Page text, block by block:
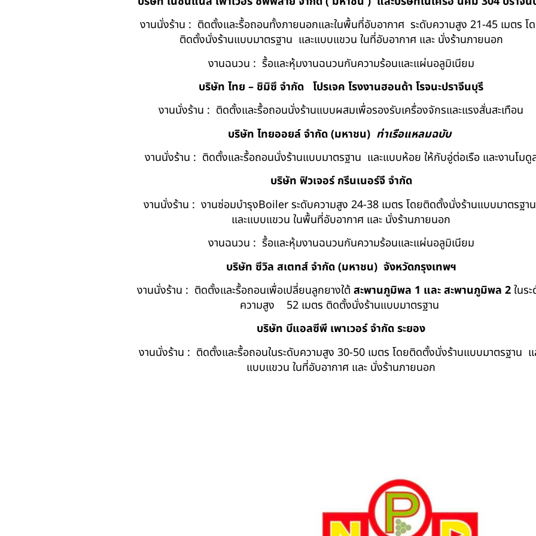
งานนั่งร้าน : ติดตั้งและรื้อถอนทั้งภายนอกและในพื้นที่อับอากาศ ระดับความสูง 21-45 เมตร โ
ติดตั้งนั่งร้านแบบมาตรฐาน และแบบแขวน ในที่อับอากาศ และ นั่งร้านภายนอก
งานฉนวน : รื้อและหุ้มงานฉนวนกันความร้อนและแผ่นอลูมิเนียม
บริษัท ไทย – ชิมิซึ จำกัด โปรเจค โรงงานฮอนด้า โรจนะปราจีนบุรี
งานนั่งร้าน : ติดตั้งและรื้อถอนนั่งร้านแบบผสมเพื่อรองรับเครื่องจักรและแรงสั่นสะเทือน
บริษัท ไทยออยล์ จํากัด (มหาชน) ท่าเรือแหลมฉบับ
งานนั่งร้าน : ติดตั้งและรื้อถอนนั่งร้านแบบมาตรฐาน และแบบห้อย ให้กับอู่ต่อเรือ และงานโมดู
บริษัท ฟิวเจอร์ กรีนเนอร์จี จำกัด
งานนั่งร้าน : งานซ่อมบำรุงBoiler ระดับความสูง 24-38 เมตร โดยติดตั้งนั่งร้านแบบมาตรฐาน
และแบบแขวน ในพื้นที่อับอากาศ และ นั่งร้านภายนอก
งานฉนวน : รื้อและหุ้มงานฉนวนกันความร้อนและแผ่นอลูมิเนียม
บริษัท ซีวิล สเตทส์ จำกัด (มหาชน) จังหวัดกรุงเทพฯ
งานนั่งร้าน : ติดตั้งและรื้อถอนเพื่อเปลี่ยนลูกยางใต้ สะพานภูมิพล 1 และ สะพานภูมิพล 2ในร
ความสูง 52 เมตร ติดตั้งนั่งร้านแบบมาตรฐาน
บริษัท บีแอลซีพี เพาเวอร์ จำกัด ระยอง
งานนั่งร้าน : ติดตั้งและรื้อถอนในระดับความสูง 30-50 เมตร โดยติดตั้งนั่งร้านแบบมาตรฐาน แ
แบบแขวน ในที่อับอากาศ และ นั่งร้านภายนอก